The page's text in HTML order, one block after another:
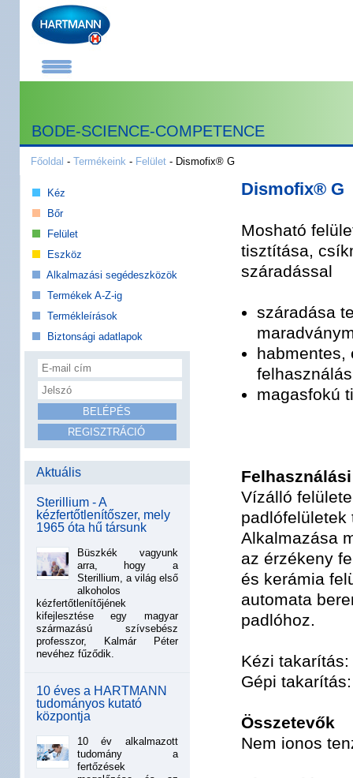
BODE-SCIENCE-COMPETENCE
Főoldal - Termékeink- Felület- Dismofix® G
Kéz
Bőr
Felület
Eszköz
Alkalmazási segédeszközök
Termékek A-Z-ig
Termékleírások
Biztonsági adatlapok
Aktuális
Sterillium - A
kézfertőtlenítőszer, mely
1965 óta hű társunk
Büszkék vagyunk
arra, hogy a
Sterillium, a világ első
alkoholos
kézfertőtlenítőjének
kifejlesztése egy magyar
származású szívsebész
professzor, Kalmár Péter
nevéhez fűződik.
10 éves a HARTMANN
tudományos kutató
központja
10 év alkalmazott
tudomány a
fertőzések
Dismofix® G
Mosható
tisztítása,
száradással
száradása
habmentes,
magasfokú
Vízálló
padlófelületek
Alkalmazása
az érzékeny
és kerámia
automata
padlóhoz.
Kézi takarítás:
Gépi
Összetevők
Nem ionos